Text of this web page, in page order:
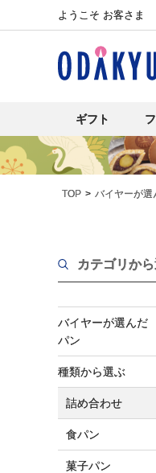
ようこそ お客さま
ギフト
TOP バイヤーが
カテゴリか
バイヤーが選ん
パン
種類から選ぶ
詰め合わせ
食パン
菓子パン